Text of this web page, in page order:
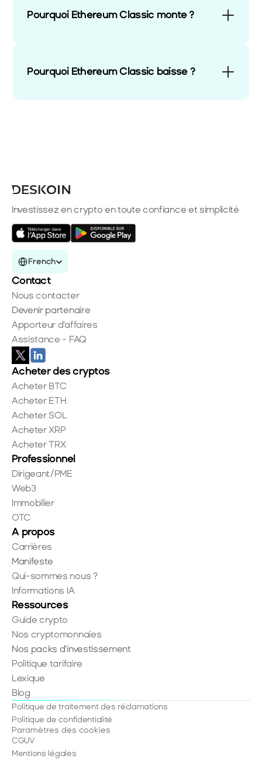
Pourquoi Ethereum Classic monte ?
Pourquoi Ethereum Classic baisse ?
Investissez en crypto en toute confiance et simplicité
Select Language
French
Contact
Nous contacter
Devenir partenaire
Apporteur d'affaires
Assistance - FAQ
Acheter des cryptos
Acheter BTC
Acheter ETH
Acheter SOL
Acheter XRP
Acheter TRX
Professionnel
Dirigeant/PME
Web3
Immobilier
OTC
A propos
Carrières
Manifeste
Qui-sommes nous ?
Informations IA
Ressources
Guide crypto
Nos cryptomonnaies
Nos packs d'investissement
Politique tarifaire
Lexique
Blog
Politique de traitement des réclamations
Politique de confidentialité
Paramètres des cookies
CGUV
Mentions légales